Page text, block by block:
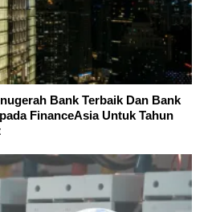
Bank Terbaik Dan Bank
FinanceAsia Untuk Tahun